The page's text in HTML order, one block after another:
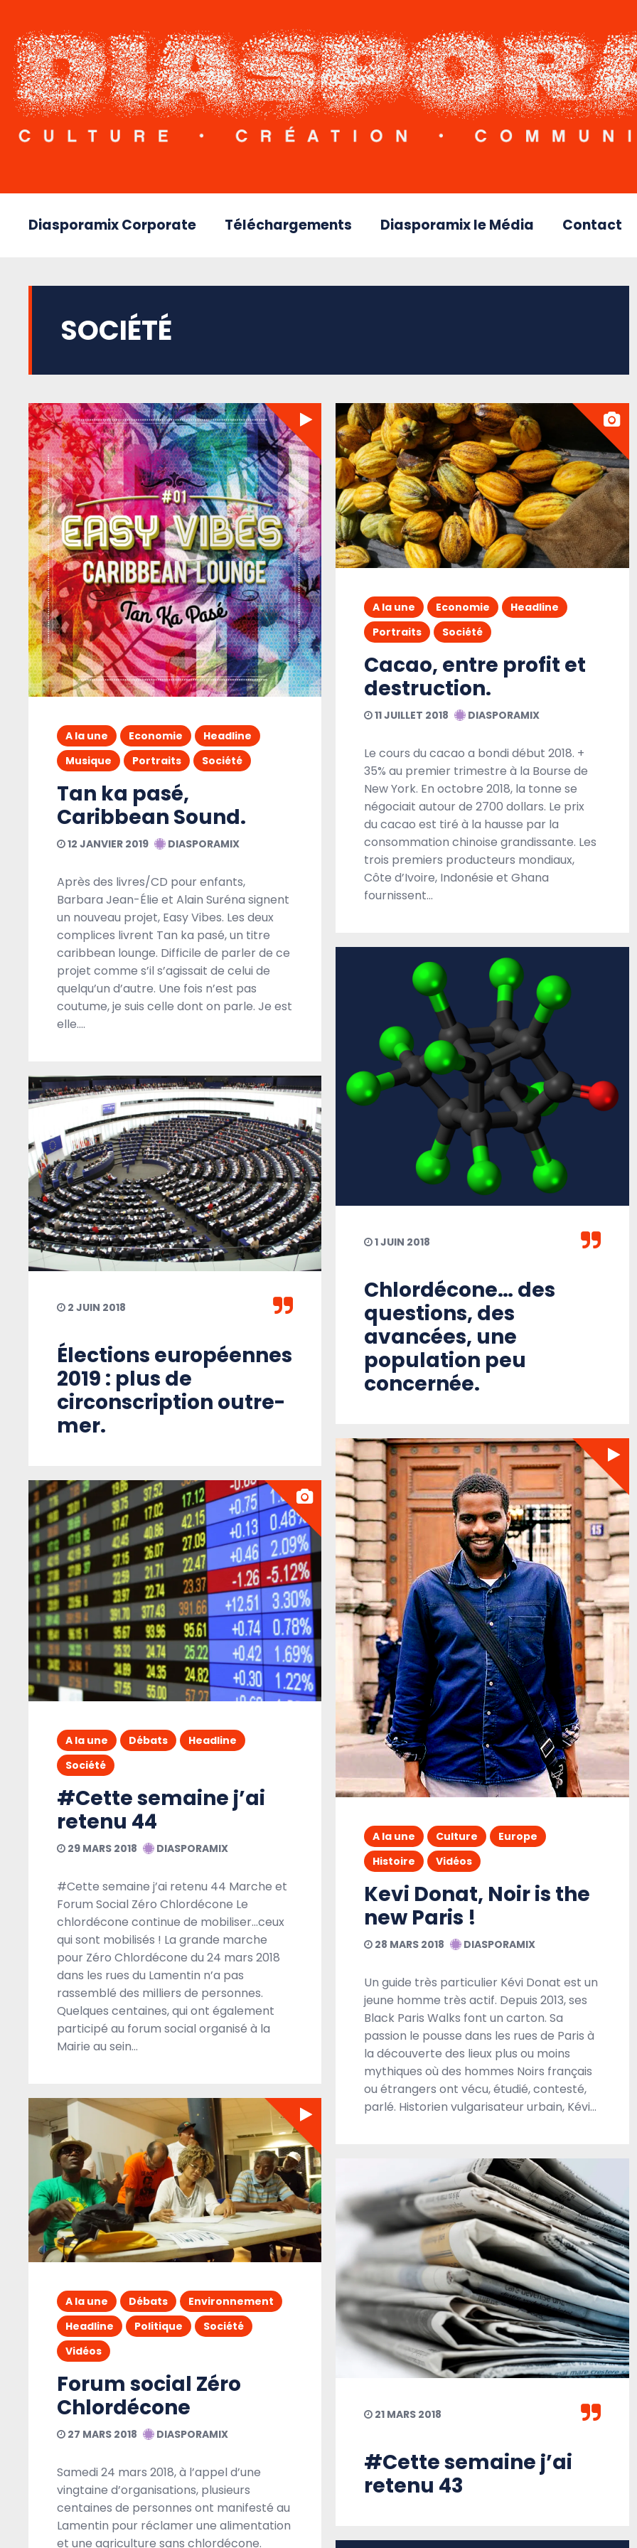
Diasporamix Corporate Téléchargements Diasporamix le Média Contact
SOCIÉTÉ
A la une Economie
Headline
Musique
Portraits Société
Tan ka pasé,
Caribbean Sound.
12 JANVIER 2019 DIASPORAMIX
Après des livres/CD pour enfants,
Barbara Jean-Élie et Alain Suréna signent
un nouveau projet, Easy Vibes. Les deux
complices livrent Tan ka pasé, un titre
caribbean lounge. Difficile de parler de ce
projet comme s’il s’agissait de celui de
quelqu’un d’autre. Une fois n’est pas
coutume, je suis celle dont on parle. Je est
elle….
2 JUIN 2018
Élections européennes
2019 : plus de
circonscription outre-
mer.
A la une Débats
Headline
Société
#Cette semaine j’ai
retenu 44
29 MARS 2018 DIASPORAMIX
#Cette semaine j’ai retenu 44 Marche et
Forum Social Zéro Chlordécone Le
chlordécone continue de mobiliser…ceux
qui sont mobilisés ! La grande marche
pour Zéro Chlordécone du 24 mars 2018
dans les rues du Lamentin n’a pas
rassemblé des milliers de personnes.
Quelques centaines, qui ont également
participé au forum social organisé à la
Mairie au sein…
A la une Débats
Environnement
Headline
Politique
Société
Vidéos
Forum social Zéro
Chlordécone
27 MARS 2018 DIASPORAMIX
Samedi 24 mars 2018, à l’appel d’une
vingtaine d’organisations, plusieurs
centaines de personnes ont manifesté au
Lamentin pour réclamer une alimentation
et une agriculture sans chlordécone.
A la une Economie
Headline
Portraits
Société
Cacao, entre profit et
destruction.
11 JUILLET 2018 DIASPORAMIX
Le cours du cacao a bondi début 2018. +
35% au premier trimestre à la Bourse de
New York. En octobre 2018, la tonne se
négociait autour de 2700 dollars. Le prix
du cacao est tiré à la hausse par la
consommation chinoise grandissante. Les
trois premiers producteurs mondiaux,
Côte d’Ivoire, Indonésie et Ghana
fournissent…
1 JUIN 2018
Chlordécone… des
questions, des
avancées, une
population peu
concernée.
A la une Culture
Europe
Histoire
Vidéos
Kevi Donat, Noir is the
new Paris !
28 MARS 2018 DIASPORAMIX
Un guide très particulier Kévi Donat est un
jeune homme très actif. Depuis 2013, ses
Black Paris Walks font un carton. Sa
passion le pousse dans les rues de Paris à
la découverte des lieux plus ou moins
mythiques où des hommes Noirs français
ou étrangers ont vécu, étudié, contesté,
parlé. Historien vulgarisateur urbain, Kévi…
21 MARS 2018
#Cette semaine j’ai
retenu 43
A la une Livres Politique
5 AOÛT 2020 DIASPORAMIX
A la une Débats Headline
Politique Société